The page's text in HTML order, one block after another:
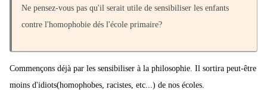
Ne pensez-vous pas qu'il serait utile de sensibiliser les enfants
contre l'homophobie dés l'école primaire?
Commençons déjà par les sensibiliser à la philosophie. Il sortira peut-être
moins d'idiots(homophobes, racistes, etc...) de nos écoles.